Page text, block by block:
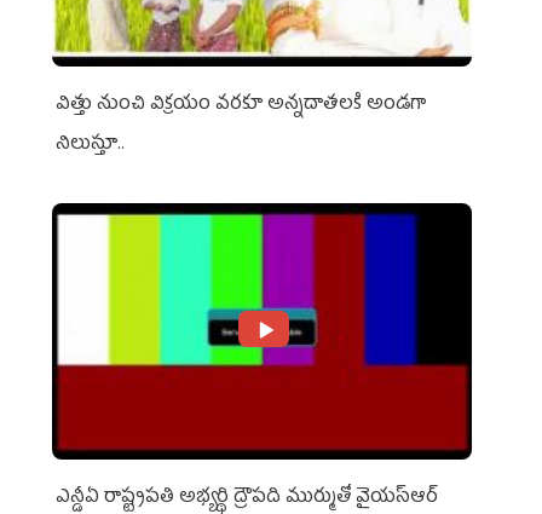
విత్తు నుంచి విక్రయం వరకూ అన్నదాతలకి అండగా
నిలుస్తూ..
ఎన్డీఏ రాష్ట్ర‌ప‌తి అభ్య‌ర్థి ద్రౌప‌ది ముర్ముతో వైయ‌స్ఆర్